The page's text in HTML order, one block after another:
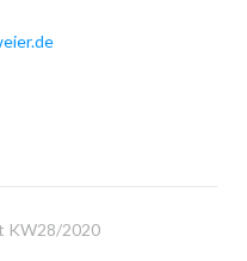
KW28/2020